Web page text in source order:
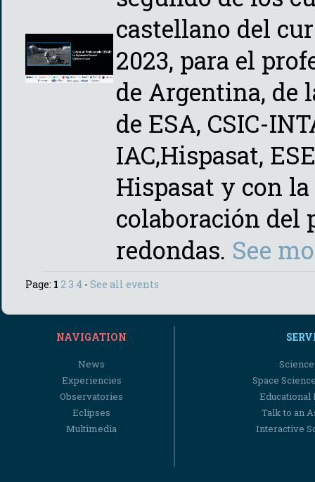
castellano del
2023, para el
de Argentina, de
de ESA, CSIC-
IAC,Hispasat,
Hispasat y con
colaboración del
redondas. See
Page: 1 2 3 4 - See all events
NAVIGATION
News
Experiencies
Observatories
Eclipses
Multimedia
Space
Educational
Talk to an
Interactive